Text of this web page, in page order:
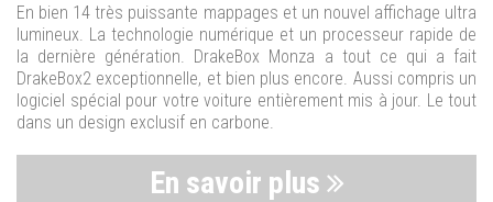
En bien 14 très puissante mappages et un nouvel affichage ultra
lumineux. La technologie numérique et un processeur rapide de
la dernière génération. DrakeBox Monza a tout ce qui a fait
DrakeBox2 exceptionnelle, et bien plus encore. Aussi compris un
logiciel spécial pour votre voiture entièrement mis à jour. Le tout
dans un design exclusif en carbone.
En savoir plus